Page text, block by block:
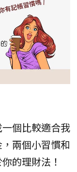
個比較適合我
兩個小習慣和
的理財法！